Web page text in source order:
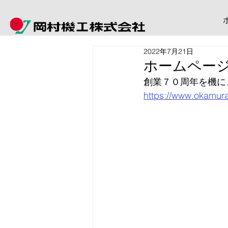
ホームペー
2022年7月21日
創業７０周年を機
https://